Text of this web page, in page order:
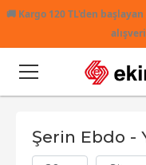
🚚 Kargo 120 TL'den
Şerin Ebdo -